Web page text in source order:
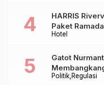
Hotel
HARRIS
Paket
Takjil hingga
Politik Regulasi
Gatot
Tegaskan